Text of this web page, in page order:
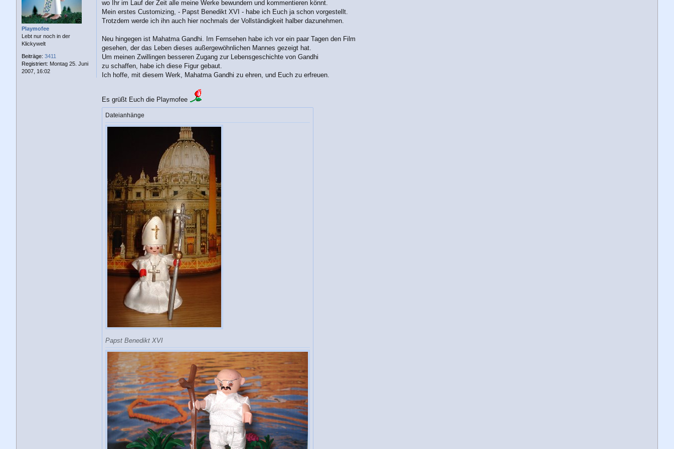
Playmofee
Lebt nur noch in der
Klickywelt
Beiträge: 3411
Registriert: Montag 25. Juni
2007, 16:02
wo Ihr im Lauf der Zeit alle meine Werke bewundern und kommentieren könnt.
Mein erstes Customizing, - Papst Benedikt XVI - habe ich Euch ja schon vorgestellt.
Trotzdem werde ich ihn auch hier nochmals der Vollständigkeit halber dazunehmen.
Neu hingegen ist Mahatma Gandhi. Im Fernsehen habe ich vor ein paar Tagen den Film
gesehen, der das Leben dieses außergewöhnlichen Mannes gezeigt hat.
Um meinen Zwillingen besseren Zugang zur Lebensgeschichte von Gandhi
zu schaffen, habe ich diese Figur gebaut.
Ich hoffe, mit diesem Werk, Mahatma Gandhi zu ehren, und Euch zu erfreuen.
Es grüßt Euch die Playmofee
Dateianhänge
Papst Benedikt XVI